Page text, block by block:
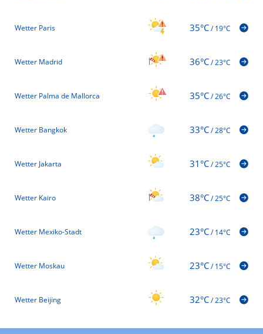
Wetter Paris 35°C/19°C
Wetter Madrid 36°C/23°C
Wetter Palma de Mallorca 35°C/26°C
Wetter Bangkok 33°C/28°C
Wetter Jakarta 31°C/25°C
Wetter Kairo 38°C/25°C
Wetter Mexiko-Stadt 23°C/14°C
Wetter Moskau 23°C/15°C
Wetter Beijing 32°C/23°C